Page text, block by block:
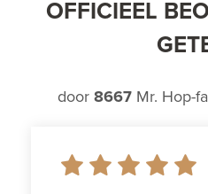
OFFICIEEL
door 8667Mr. Hop-